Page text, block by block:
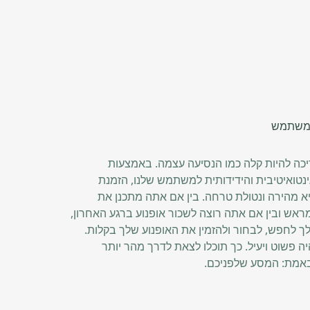
למשתמש
להיות קלה כמו הנסיעה עצמה. באמצעות
והידידותית למשתמש שלנו, הזמנת
מהירה ונטולת טרחה. בין אם אתה מתכנן את
ובין אם אתה רוצה לשכור אופנוע ברגע האחרון,
לחפש, לבחור ולהזמין את האופנוע שלך בקלות.
פשוט ויעיל. כך תוכלו לצאת לדרך מהר יותר
המסע שלפניכם.